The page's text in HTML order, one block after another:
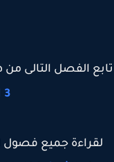
الفصل التالى من
جميع فصول